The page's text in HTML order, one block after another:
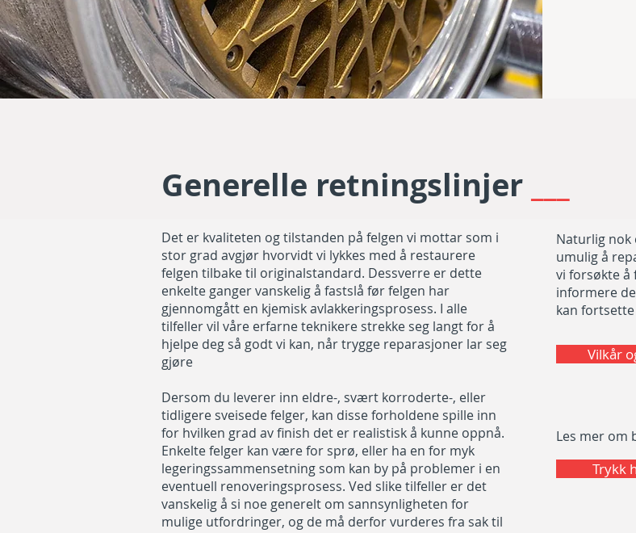
Generelle retningslinjer
Det er kvaliteten og tilstanden på felgen vi mottar som i
stor grad avgjør hvorvidt vi lykkes med å restaurere
felgen tilbake til originalstandard. Dessverre er dette
enkelte ganger vanskelig å fastslå før felgen har
gjennomgått en kjemisk avlakkeringsprosess. I alle
tilfeller vil våre erfarne teknikere strekke seg langt for å
hjelpe deg så godt vi kan, når trygge reparasjoner lar seg
gjøre
Dersom du leverer inn eldre-, svært korroderte-, eller
tidligere sveisede felger, kan disse forholdene spille inn
for hvilken grad av finish det er realistisk å kunne oppnå.
Enkelte felger kan være for sprø, eller ha en for myk
legeringssammensetning som kan by på problemer i en
eventuell renoveringsprosess. Ved slike tilfeller er det
vanskelig å si noe generelt om sannsynligheten for
mulige utfordringer, og de må derfor vurderes fra sak til
Naturlig nok
umulig å
vi forsøkte å
informere
kan
Vilkår
Les mer om
Trykk